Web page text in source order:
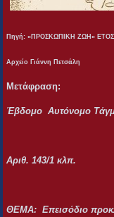
Πηγή: «ΠΡΟΣΚΩΠΙΚΗ ΖΩΗ»
Αρχείο Γιάννη Πετσάλη
Μετάφραση:
Έβδομο Αυτόνομο
Αριθ. 143/1 κλπ.
ΘΕΜΑ: Επεισόδιο